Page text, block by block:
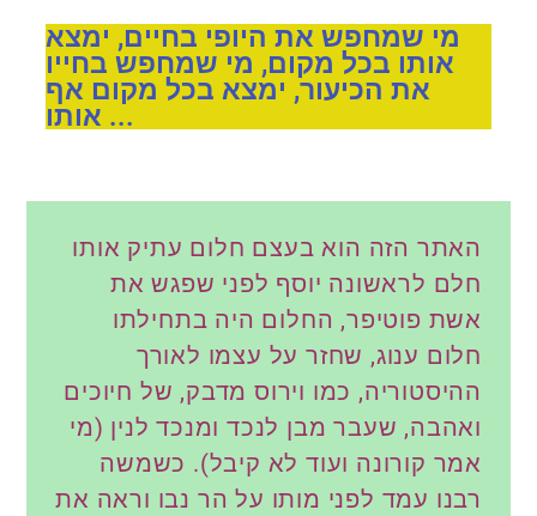
מי שמחפש את היופי בחיים, ימצא
אותו בכל מקום, מי שמחפש בחייו
את הכיעור, ימצא בכל מקום אף
אותו ...
האתר הזה הוא בעצם חלום עתיק אותו
חלם לראשונה יוסף לפני שפגש את
אשת פוטיפר, החלום היה בתחילתו
חלום ענוג, שחזר על עצמו לאורך
ההיסטוריה, כמו וירוס מדבק, של חיוכים
ואהבה, שעבר מבן לנכד ומנכד לנין (מי
אמר קורונה ועוד לא קיבל). כשמשה
רבנו עמד לפני מותו על הר נבו וראה את